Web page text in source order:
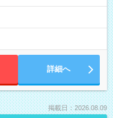
詳細へ
掲載日：2026.08.09